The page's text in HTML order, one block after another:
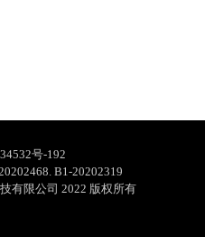
号-192
B1-20202319
有限公司 2022 版权所有